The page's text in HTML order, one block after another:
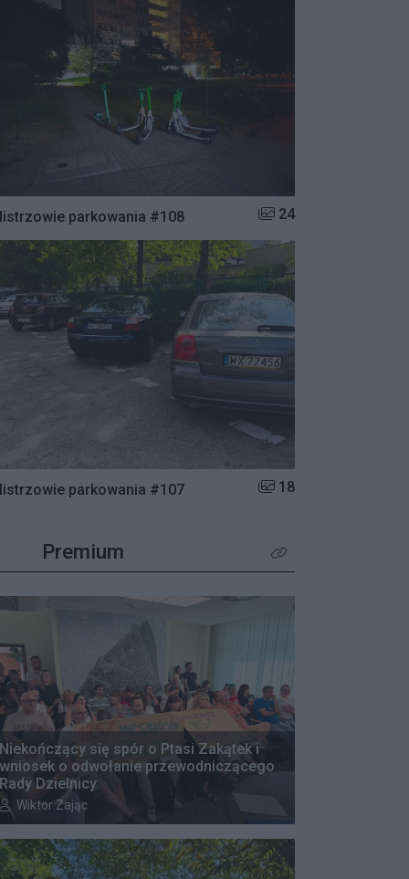
parkowania #108 Liczba zdjęć w galerii:
24
parkowania #107 Liczba zdjęć w galerii:
18
Premium Kliknij aby zobaczyć
Niekończący się spór o Ptasi Zakątek i
wniosek o odwołanie przewodniczącego
Rady Dzielnicy
Autor artykułu:
Wiktor Zając